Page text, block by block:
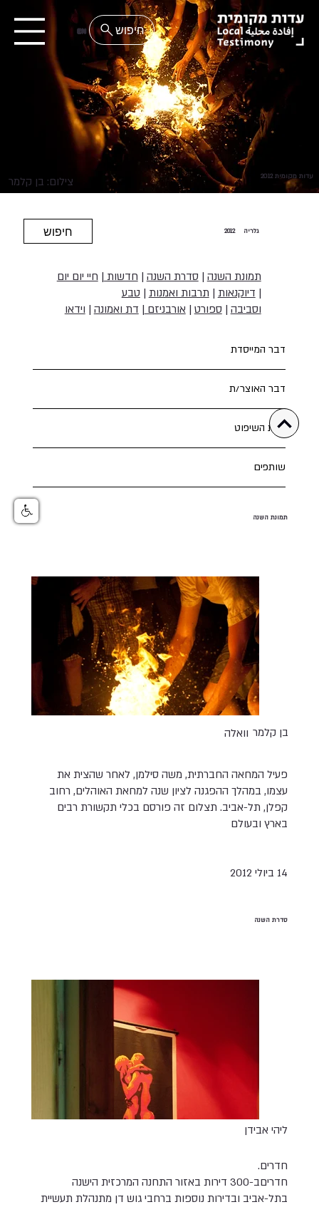
חיפוש EN
עדות מקומית 2012 צילום: בן קלמר
גלריה 2012 חיפוש
תמונת השנה | סדרת השנה | חדשות | חיי יום יום
| דיוקנאות | תרבות ואמנות | טבע
וסביבה | ספורט | אורבניזם | דת ואמונה | וידאו
דבר המייסדת
דבר האוצר/ת
צוות השיפוט
שותפים
תמונת השנה
בן קלמר וואלה
פעיל המחאה החברתית, משה סילמן, לאחר שהצית את
עצמו, במהלך ההפגנה לציון שנה למחאת האוהלים, רחוב
קפלן, תל-אביב. תצלום זה פורסם בכלי תקשורת רבים
בארץ ובעולם
סדרת השנה
ליהי אבידן
חדרים.
חדרים ב-300 דירות באזור התחנה המרכזית הישנה
בתל-אביב ובדירות נוספות ברחבי גוש דן מתנהלת תעשיית